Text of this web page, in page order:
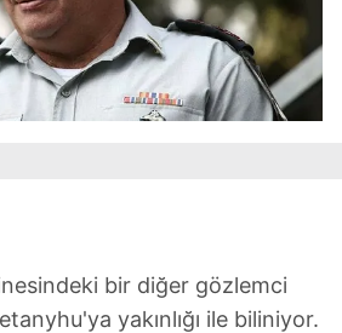
bir diğer gözlemci
yakınlığı ile biliniyor.